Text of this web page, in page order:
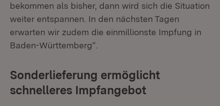
bekommen als bisher, dann wird sich die Situation
weiter entspannen. In den nächsten Tagen
erwarten wir zudem die einmillionste Impfung in
Baden-Württemberg“.
Sonderlieferung ermöglicht
schnelleres Impfangebot